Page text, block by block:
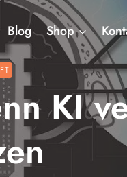
Blog Shop
KI